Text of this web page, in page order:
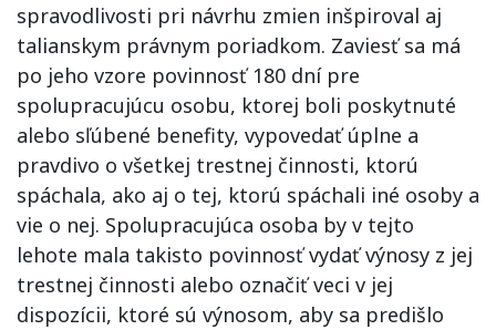
spravodlivosti pri návrhu zmien inšpiroval aj
talianskym právnym poriadkom. Zaviesť sa má
po jeho vzore povinnosť 180 dní pre
spolupracujúcu osobu, ktorej boli poskytnuté
alebo sľúbené benefity, vypovedať úplne a
pravdivo o všetkej trestnej činnosti, ktorú
spáchala, ako aj o tej, ktorú spáchali iné osoby a
vie o nej. Spolupracujúca osoba by v tejto
lehote mala takisto povinnosť vydať výnosy z jej
trestnej činnosti alebo označiť veci v jej
dispozícii, ktoré sú výnosom, aby sa predišlo